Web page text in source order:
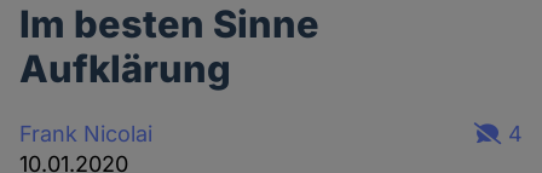
Im besten Sinne
Aufklärung
Frank Nicolai
10.01.2020
4